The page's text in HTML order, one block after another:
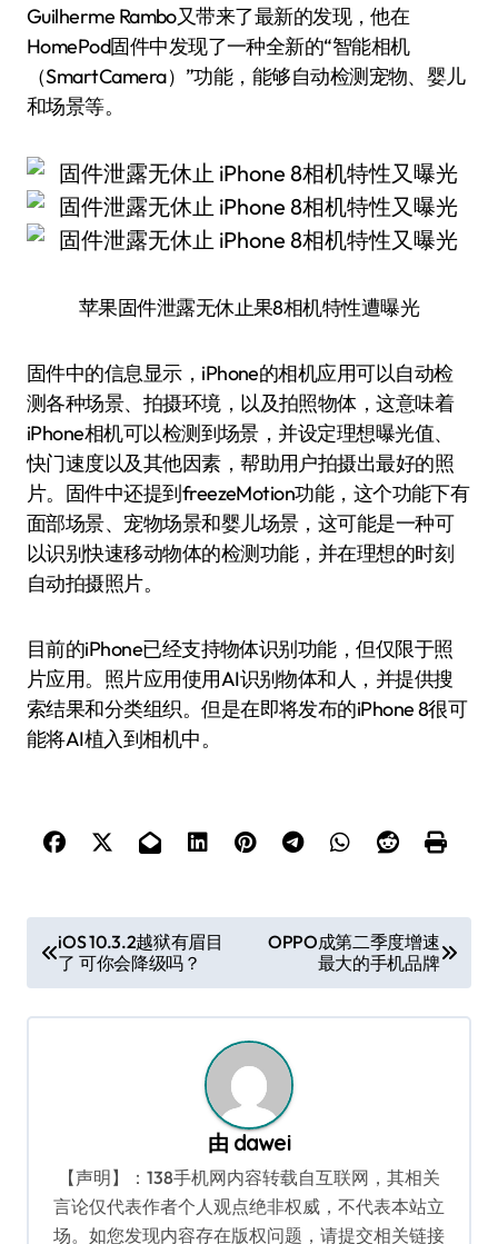
Guilherme Rambo又带来了最新的发现，他在
HomePod固件中发现了一种全新的“智能相机
（SmartCamera）”功能，能够自动检测宠物、婴儿
和场景等。
苹果固件泄露无休止果8相机特性遭曝光
固件中的信息显示，iPhone的相机应用可以自动检
测各种场景、拍摄环境，以及拍照物体，这意味着
iPhone相机可以检测到场景，并设定理想曝光值、
快门速度以及其他因素，帮助用户拍摄出最好的照
片。固件中还提到freezeMotion功能，这个功能下有
面部场景、宠物场景和婴儿场景，这可能是一种可
以识别快速移动物体的检测功能，并在理想的时刻
自动拍摄照片。
目前的iPhone已经支持物体识别功能，但仅限于照
片应用。照片应用使用AI识别物体和人，并提供搜
索结果和分类组织。但是在即将发布的iPhone 8很可
能将AI植入到相机中。
章
导
iOS 10.3.2越狱有眉目
了 可你会降级吗？
OPPO成第二季度增速
最大的手机品牌
由 dawei
【声明】：138手机网内容转载自互联网，其相关
言论仅代表作者个人观点绝非权威，不代表本站立
场。如您发现内容存在版权问题，请提交相关链接